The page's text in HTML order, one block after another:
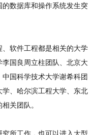
数据库和操作系统发生突
软件工程都是相关的大学
国良周立柱团队、北京大
国科学技术大学谢希科团
、哈尔滨工程大学、东北
关团队。
所工作，也可以进入大型